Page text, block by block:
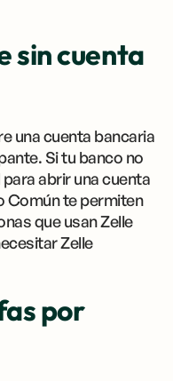
sin cuenta
una cuenta bancaria
Si tu banco no
abrir una cuenta
Común te permiten
que usan Zelle
Zelle
por